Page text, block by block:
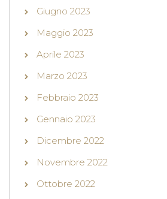
Giugno 2023
Maggio 2023
Aprile 2023
Marzo 2023
Febbraio 2023
Gennaio 2023
Dicembre 2022
Novembre 2022
Ottobre 2022